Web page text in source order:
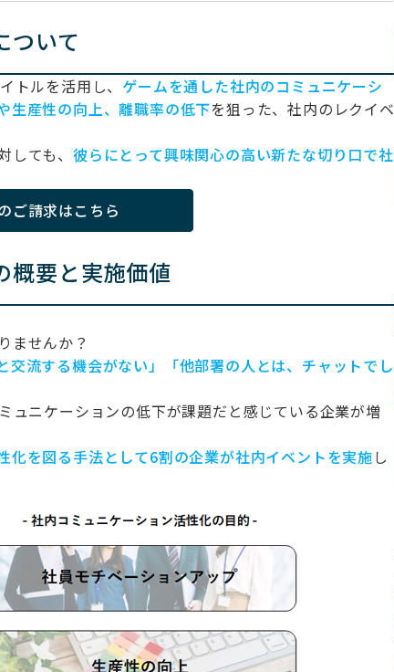
ついて
トルを活用し、 ゲームを通した社内のコミュニケーシ
生産性の向上、離職率の低下を狙った、社内のレクイベ
しても、彼らにとって興味関心の高い新たな切り口で社
ご請求はこちら
概要と実施価値
ませんか？
交流する機会がない」「他部署の人とは、チャットでし
ニケーションの低下が課題だと感じている企業が増
化を図る手法として6割の企業が社内イベントを実施し